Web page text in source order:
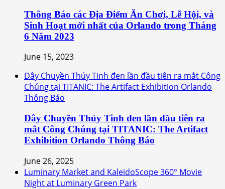
Thông Báo các Địa Điểm Ăn Chơi, Lễ Hội, và
Sinh Hoạt mới nhất của Orlando trong Tháng
6 Năm 2023
June 15, 2023
Dây Chuyền Thủy Tinh đen lần đầu tiên ra mắt Công
Chúng tại TITANIC: The Artifact Exhibition Orlando
Thông Báo
Dây Chuyền Thủy Tinh đen lần đầu tiên ra
mắt Công Chúng tại TITANIC: The Artifact
Exhibition Orlando Thông Báo
June 26, 2025
Luminary Market and KaleidoScope 360° Movie
Night at Luminary Green Park